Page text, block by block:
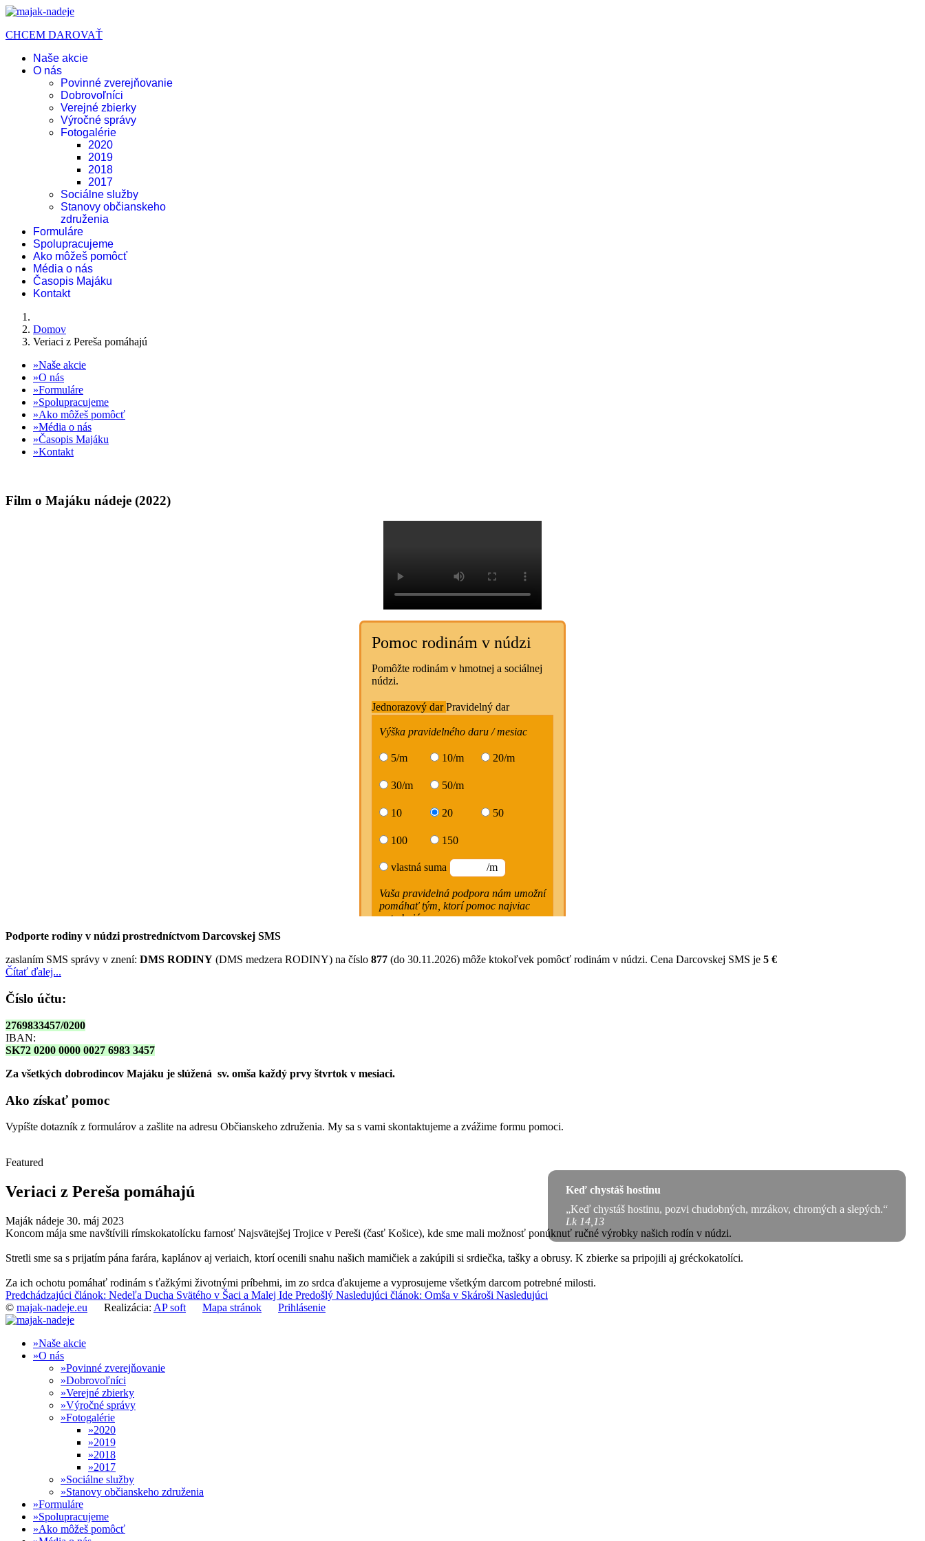
CHCEM DAROVAŤ
Naše akcie
O nás
Povinné zverejňovanie
Dobrovoľníci
Verejné zbierky
Výročné správy
Fotogalérie
2020
2019
2018
2017
Sociálne služby
Stanovy občianskeho
združenia
Formuláre
Spolupracujeme
Ako môžeš pomôcť
Média o nás
Časopis Majáku
Kontakt
Domov
Veriaci z Pereša pomáhajú
Naše akcie
O nás
Formuláre
Spolupracujeme
Ako môžeš pomôcť
Média o nás
Časopis Majáku
Kontakt
Film o Majáku nádeje (2022)
Podporte rodiny v núdzi prostredníctvom Darcovskej SMS
zaslaním SMS správy v znení: DMS RODINY (DMS medzera RODINY) na číslo 877 (do 30.11.2026) môže ktokoľvek pomôcť rodinám v núdzi. Cena Darcovskej SMS je 5 €
Čítať ďalej...
Číslo účtu:
2769833457/0200
IBAN:
SK72 0200 0000 0027 6983 3457
Za všetkých dobrodincov Majáku je slúžená sv. omša každý prvy štvrtok v mesiaci.
Ako získať pomoc
Vypíšte dotazník z formulárov a zašlite na adresu Občianskeho združenia. My sa s vami skontaktujeme a zvážime formu pomoci.
Keď chystáš hostinu
„Keď chystáš hostinu, pozvi chudobných, mrzákov, chromých a slepých.“
Lk 14,13
Featured
Veriaci z Pereša pomáhajú
Maják nádeje 30. máj 2023
Koncom mája sme navštívili rímskokatolícku farnosť Najsvätejšej Trojice v Pereši (časť Košice), kde sme mali možnosť ponúknuť ručné výrobky našich rodín v núdzi.
Stretli sme sa s prijatím pána farára, kaplánov aj veriaich, ktorí ocenili snahu našich mamičiek a zakúpili si srdiečka, tašky a obrusy. K zbierke sa pripojili aj gréckokatolíci.
Za ich ochotu pomáhať rodinám s ťažkými životnými príbehmi, im zo srdca ďakujeme a vyprosujeme všetkým darcom potrebné milosti.
Predchádzajúci článok: Nedeľa Ducha Svätého v Šaci a Malej Ide Predošlý Nasledujúci článok: Omša v Skároši Nasledujúci
© majak-nadeje.eu Realizácia: AP soft Mapa stránok Prihlásenie
Naše akcie
O nás
Povinné zverejňovanie
Dobrovoľníci
Verejné zbierky
Výročné správy
Fotogalérie
2020
2019
2018
2017
Sociálne služby
Stanovy občianskeho združenia
Formuláre
Spolupracujeme
Ako môžeš pomôcť